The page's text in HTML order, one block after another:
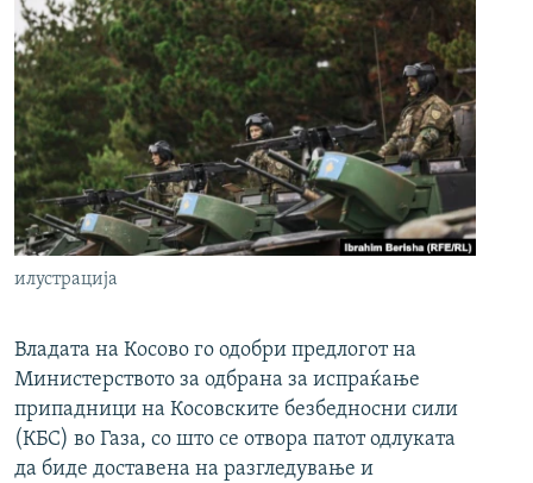
илустрација
Владата на Косово го одобри предлогот на
Министерството за одбрана за испраќање
припадници на Косовските безбедносни сили
(КБС) во Газа, со што се отвора патот одлуката
да биде доставена на разгледување и